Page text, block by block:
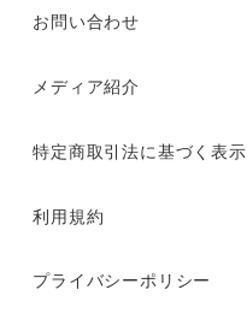
お問い合わせ
メディア紹介
特定商取引法に基づく表示
利用規約
プライバシーポリシー